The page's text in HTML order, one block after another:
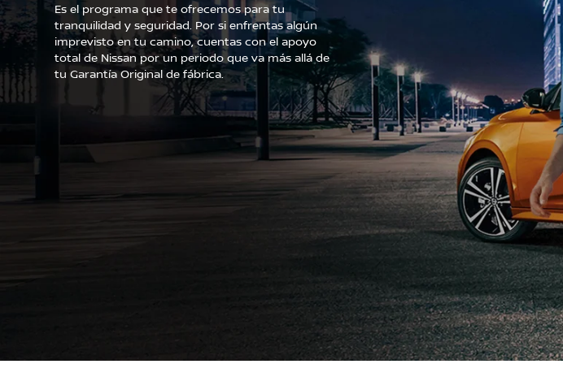
Es el programa que te ofrecemos para tu
tranquilidad y seguridad. Por si enfrentas algún
imprevisto en tu camino, cuentas con el apoyo
total de Nissan por un periodo que va más allá de
tu Garantía Original de fábrica.